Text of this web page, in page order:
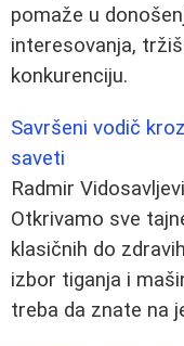
pomaže u
interesovanja,
konkurenciju.
Savršeni vodič
saveti
Radmir
Otkrivamo sve
klasičnih do
izbor tiganja i
treba da znate na